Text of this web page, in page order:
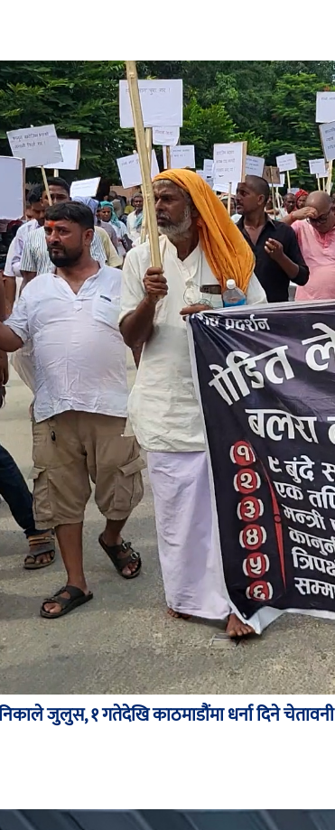
जुलुस, १ गतेदेखि काठमाडौंमा धर्ना दिने चेतावनी